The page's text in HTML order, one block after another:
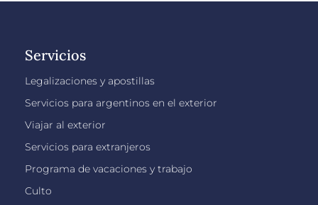
Servicios
Legalizaciones y apostillas
Servicios para argentinos en el exterior
Viajar al exterior
Servicios para extranjeros
Programa de vacaciones y trabajo
Culto